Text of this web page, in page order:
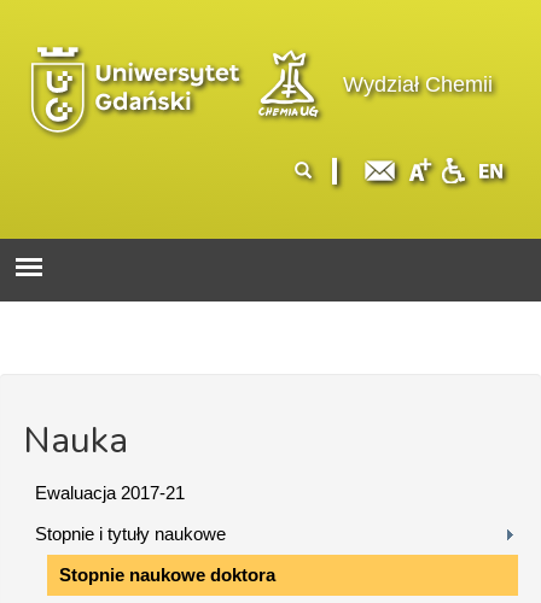
Wydział Chemii
wyszukiwania
Nauka
Ewaluacja 2017-21
Stopnie i tytuły naukowe
Stopnie naukowe doktora